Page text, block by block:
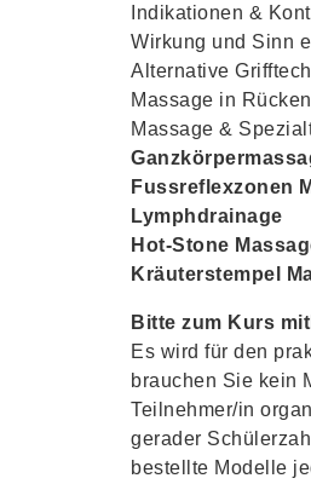
Indikationen &
Wirkung und Sinn
Alternative
Massage in
Massage &
Fussreflexzonen
Lymphdrainage
Hot-Stone
Kräuterstempel
Bitte zum Kurs
Es wird für den
brauchen Sie kein
Teilnehmer/in
gerader
bestellte Modelle